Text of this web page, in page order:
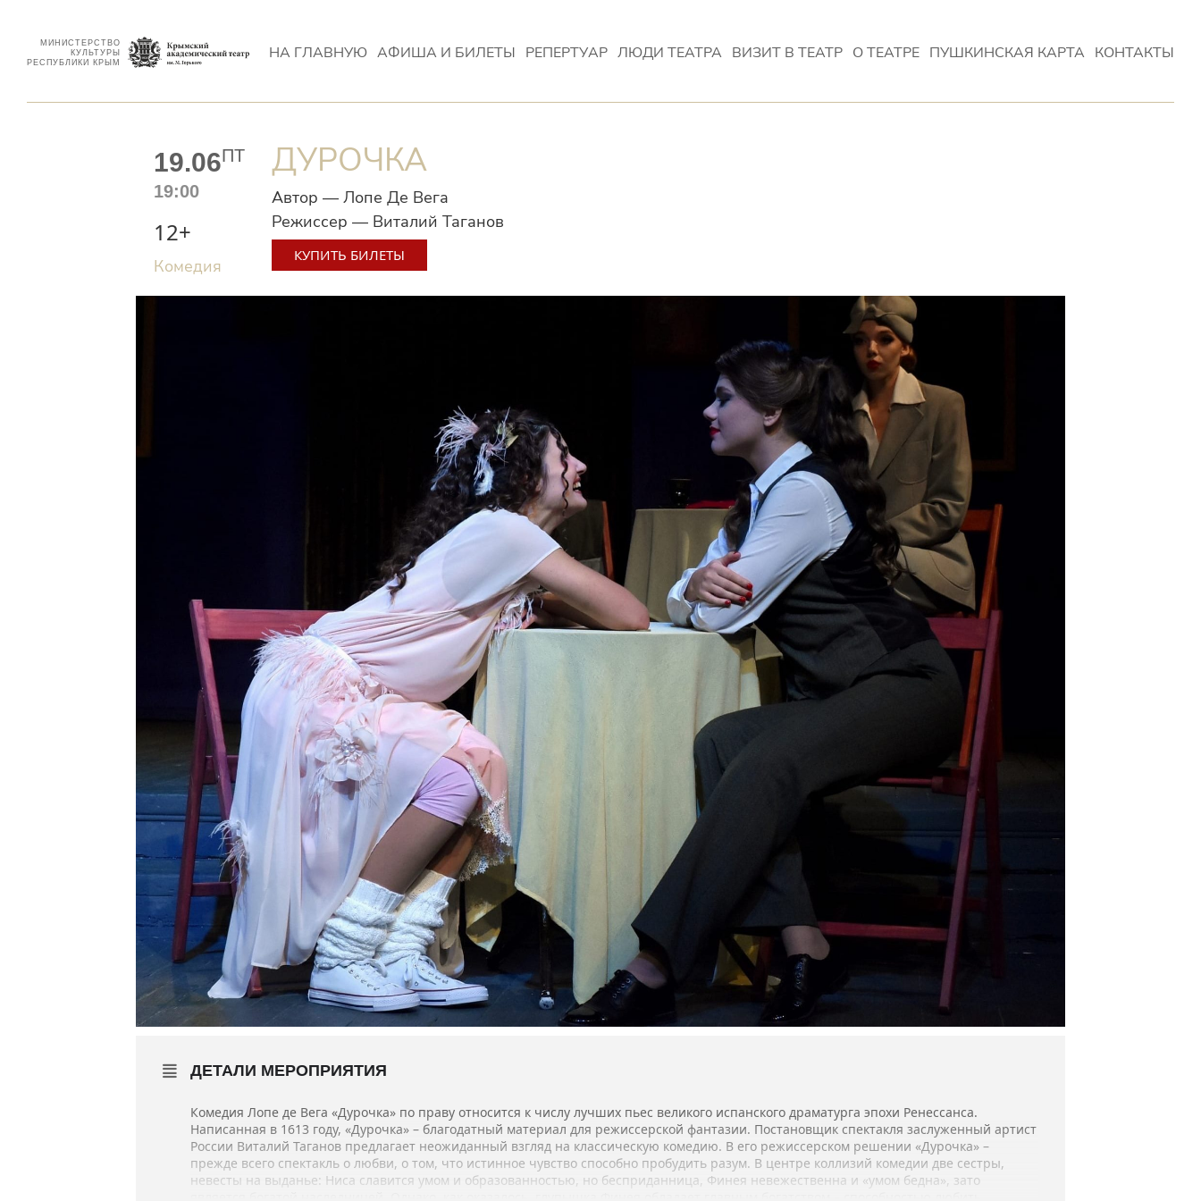
МИНИСТЕРСТВО
КУЛЬТУРЫ
РЕСПУБЛИКИ КРЫМ
НА ГЛАВНУЮ АФИША И БИЛЕТЫ РЕПЕРТУАР ЛЮДИ ТЕАТРА ВИЗИТ В ТЕАТР О ТЕАТРЕ ПУШКИНСКАЯ КАРТА КОНТАКТЫ
19.06ПТ
19:00
12+
КУПИТЬ БИЛЕТЫ
Автор — Лопе Де Вега
Режиссер — Виталий Таганов
ДУРОЧКА
Комедия
ДЕТАЛИ МЕРОПРИЯТИЯ
Комедия Лопе де Вега «Дурочка» по праву относится к числу лучших пьес великого испанского драматурга эпохи Ренессанса.
Написанная в 1613 году, «Дурочка» – благодатный материал для режиссерской фантазии. Постановщик спектакля заслуженный артист
России Виталий Таганов предлагает неожиданный взгляд на классическую комедию. В его режиссерском решении «Дурочка» –
прежде всего спектакль о любви, о том, что истинное чувство способно пробудить разум. В центре коллизий комедии две сестры,
невесты на выданье: Ниса славится умом и образованностью, но бесприданница, Финея невежественна и «умом бедна», зато